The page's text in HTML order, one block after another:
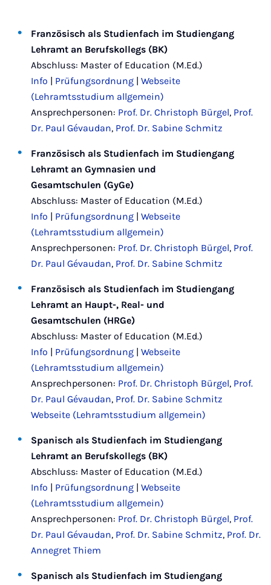
Französisch als Studienfach im Studiengang
Lehramt an Berufskollegs (BK)
Abschluss: Master of Education (M.Ed.)
Info | Prüfungsordnung |Webseite
(Lehramtsstudium allgemein)
Ansprechpersonen: Prof. Dr. Christoph Bürgel, Prof.
Dr. Paul Gévaudan, Prof. Dr. Sabine Schmitz
Französisch als Studienfach im Studiengang
Lehramt an Gymnasien und
Gesamtschulen (GyGe)
Abschluss: Master of Education (M.Ed.)
Info | Prüfungsordnung |Webseite
(Lehramtsstudium allgemein)
Ansprechpersonen: Prof. Dr. Christoph Bürgel, Prof.
Dr. Paul Gévaudan, Prof. Dr. Sabine Schmitz
Französisch als Studienfach im Studiengang
Lehramt an Haupt-, Real- und
Gesamtschulen (HRGe)
Abschluss: Master of Education (M.Ed.)
Info | Prüfungsordnung |Webseite
(Lehramtsstudium allgemein)
Ansprechpersonen: Prof. Dr. Christoph Bürgel, Prof.
Dr. Paul Gévaudan, Prof. Dr. Sabine Schmitz
Webseite (Lehramtsstudium allgemein)
Spanisch als Studienfach im Studiengang
Lehramt an Berufskollegs (BK)
Abschluss: Master of Education (M.Ed.)
Info | Prüfungsordnung |Webseite
(Lehramtsstudium allgemein)
Ansprechpersonen: Prof. Dr. Christoph Bürgel, Prof.
Dr. Paul Gévaudan, Prof. Dr. Sabine Schmitz, Prof. Dr.
Annegret Thiem
Spanisch als Studienfach im Studiengang